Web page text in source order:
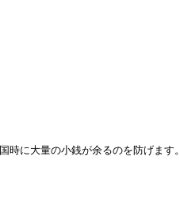
に大量の小銭が余るのを防げます。